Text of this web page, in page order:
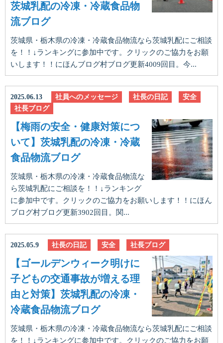
茨城乳配の冷凍・冷蔵食品物
流ブログ
茨城県・栃木県の冷凍・冷蔵食品物流なら茨城乳配にご相談
を！！↓ランキングに参加中です。クリックのご協力をお願
いします！！にほんブログ村ブログ更新4009回目。今...
2025.06.13 社員へのメッセージ 社長の日記
安全
社長ブログ
【梅雨の安全・健康対策につ
いて】茨城乳配の冷凍・冷蔵
食品物流ブログ
茨城県・栃木県の冷凍・冷蔵食品物流な
ら茨城乳配にご相談を！！↓ランキング
に参加中です。クリックのご協力をお願いします！！にほん
ブログ村ブログ更新3902回目。関...
2025.05.9 社長の日記 安全 社長ブログ
【ゴールデンウィーク明けに
子どもの交通事故が増える理
由と対策】茨城乳配の冷凍・
冷蔵食品物流ブログ
茨城県・栃木県の冷凍・冷蔵食品物流なら茨城乳配にご相談
を！！↓ランキングに参加中です。クリックのご協力をお願